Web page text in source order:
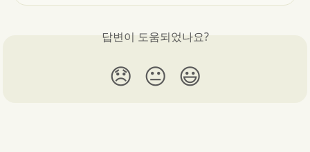
답변이 도움되었나요?
😞 😐 😃